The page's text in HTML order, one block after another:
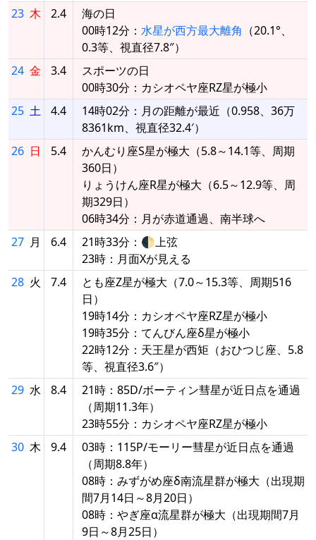
23 木 2.4
海の日
00時12分： 水星が西方最大離角 （20.1°、
0.3等、視直径7.8″）
24 金 3.4
スポーツの日
00時30分：カシオペヤ座RZ星が極小
25 土 4.4
14時02分：月の距離が最近（0.958、36万
8361km、視直径32.4′）
26 日 5.4
かんむり座S星が極大（5.8～14.1等、周期
360日）
りょうけん座R星が極大（6.5～12.9等、周
期329日）
06時34分：月が赤道通過、南半球へ
27 月 6.4
21時33分：🌓上弦
23時：月面Xが見える
28 火 7.4
とも座Z星が極大（7.0～15.3等、周期516
日）
19時14分：カシオペヤ座RZ星が極小
19時35分：てんびん座δ星が極小
22時12分：天王星が西矩（おひつじ座、5.8
等、視直径3.6″）
29 水 8.4
21時：85D/ボーティン彗星が近日点を通過
（周期11.3年）
23時55分：カシオペヤ座RZ星が極小
30 木 9.4
03時：115P/モーリー彗星が近日点を通過
（周期8.8年）
08時：みずがめ座δ南流星群が極大（出現期
間7月14日～8月20日）
08時：やぎ座α流星群が極大（出現期間7月
9日～8月25日）